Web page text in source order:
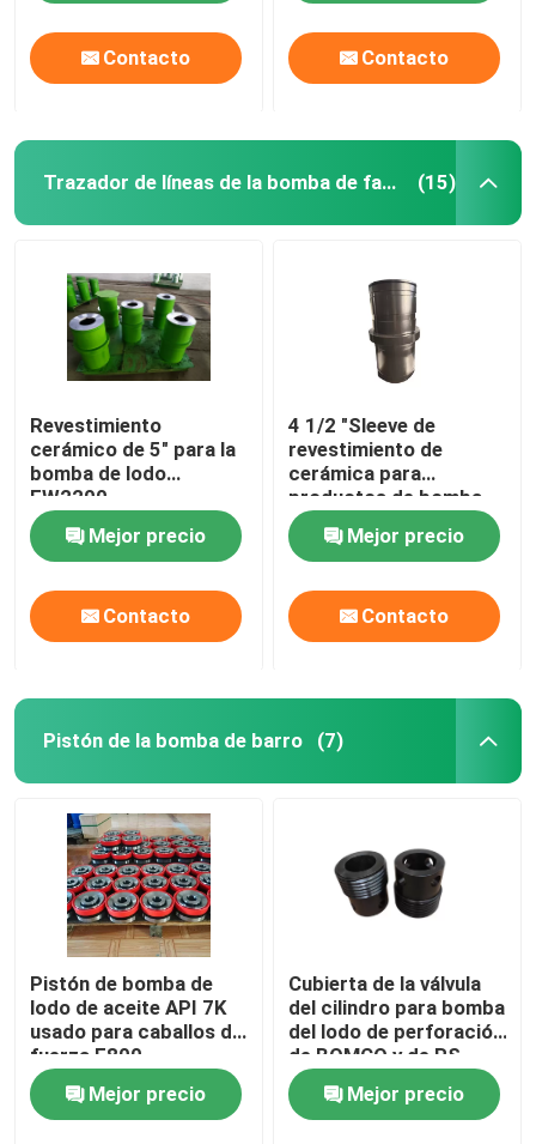
Contacto Contacto
Trazador de líneas de la bomba de fango (15)
Revestimiento
cerámico de 5" para la
bomba de lodo
EW2200
Mejor precio
Contacto
4 1/2 "Sleeve de
revestimiento de
cerámica para
productos de bomba
de barro API 7K
Mejor precio
Contacto
Pistón de la bomba de barro (7)
Pistón de bomba de
lodo de aceite API 7K
usado para caballos de
fuerza F800
Mejor precio
Cubierta de la válvula
del cilindro para bomba
del lodo de perforación
de BOMCO y de RS
F800
Mejor precio